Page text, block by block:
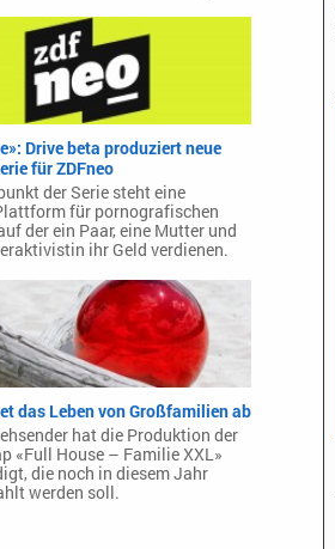
Drive beta produziert neue
für ZDFneo
der Serie steht eine
für pornografischen
der ein Paar, eine Mutter und
ihr Geld verdienen.
das Leben von Großfamilien ab
hat die Produktion der
«Full House – Familie XXL»
die noch in diesem Jahr
werden soll.